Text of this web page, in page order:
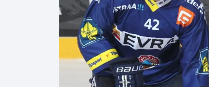
Curling
Dostihy
Florbal
Futsal